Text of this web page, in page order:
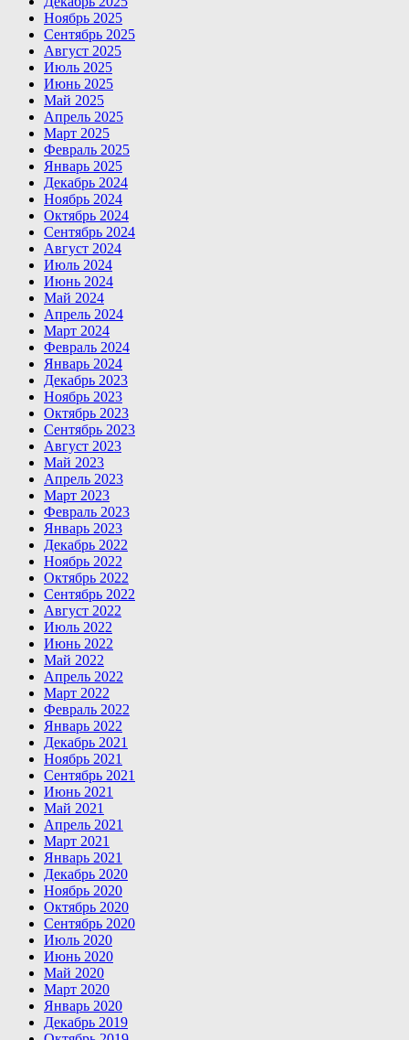
Ноябрь 2025
Сентябрь 2025
Август 2025
Июль 2025
Июнь 2025
Май 2025
Апрель 2025
Март 2025
Февраль 2025
Январь 2025
Декабрь 2024
Ноябрь 2024
Октябрь 2024
Сентябрь 2024
Август 2024
Июль 2024
Июнь 2024
Май 2024
Апрель 2024
Март 2024
Февраль 2024
Январь 2024
Декабрь 2023
Ноябрь 2023
Октябрь 2023
Сентябрь 2023
Август 2023
Май 2023
Апрель 2023
Март 2023
Февраль 2023
Январь 2023
Декабрь 2022
Ноябрь 2022
Октябрь 2022
Сентябрь 2022
Август 2022
Июль 2022
Июнь 2022
Май 2022
Апрель 2022
Март 2022
Февраль 2022
Январь 2022
Декабрь 2021
Ноябрь 2021
Сентябрь 2021
Июнь 2021
Май 2021
Апрель 2021
Март 2021
Январь 2021
Декабрь 2020
Ноябрь 2020
Октябрь 2020
Сентябрь 2020
Июль 2020
Июнь 2020
Май 2020
Март 2020
Январь 2020
Декабрь 2019